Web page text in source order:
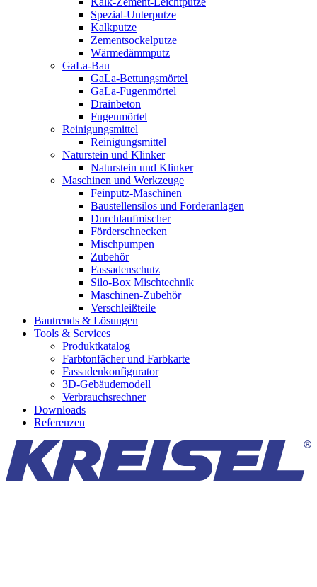
Spezial-Unterputze
Kalkputze
Zementsockelputze
Wärmedämmputz
GaLa-Bau
GaLa-Bettungsmörtel
GaLa-Fugenmörtel
Drainbeton
Fugenmörtel
Reinigungsmittel
Reinigungsmittel
Naturstein und Klinker
Naturstein und Klinker
Maschinen und Werkzeuge
Feinputz-Maschinen
Baustellensilos und Förderanlagen
Durchlaufmischer
Förderschnecken
Mischpumpen
Zubehör
Fassadenschutz
Silo-Box Mischtechnik
Maschinen-Zubehör
Verschleißteile
Bautrends & Lösungen
Tools & Services
Produktkatalog
Farbtonfächer und Farbkarte
Fassadenkonfigurator
3D-Gebäudemodell
Verbrauchsrechner
Downloads
Referenzen